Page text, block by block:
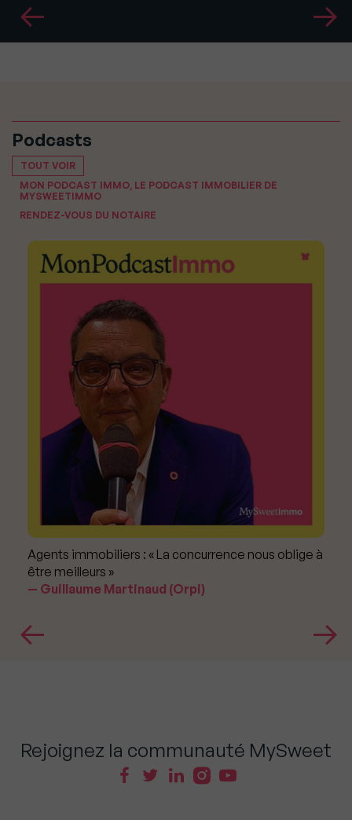
Podcasts
TOUT VOIR
MON PODCAST IMMO, LE PODCAST IMMOBILIER DE
MYSWEETIMMO
RENDEZ-VOUS DU NOTAIRE
Agents immobiliers : « La concurrence nous oblige à
être meilleurs »
Guillaume Martinaud (Orpi)
Rejoignez la communauté MySweet